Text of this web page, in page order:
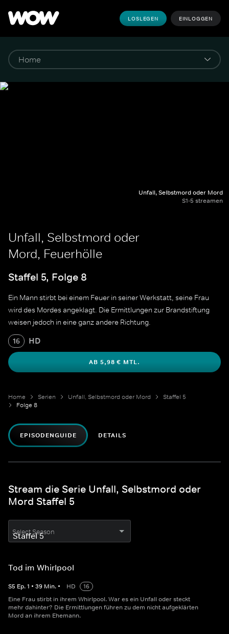
LOSLEGEN EINLOGGEN
Unfall, Selbstmord oder Mord
S1-5 streamen
Unfall, Selbstmord oder
Mord, Feuerhölle
Staffel 5, Folge 8
Ein Mann stirbt bei einem Feuer in seiner Werkstatt, seine Frau
wird des Mordes angeklagt. Die Ermittlungen zur Brandstiftung
weisen jedoch in eine ganz andere Richtung.
16 HD
AB 5,98 € MTL.
Home Serien Unfall, Selbstmord oder Mord
Staffel 5
Folge 8
EPISODENGUIDE DETAILS
Stream die Serie Unfall, Selbstmord oder
Mord Staffel 5
Select Season
Tod im Whirlpool
S5 Ep.1 • 39 Min. • HD
16
Eine Frau stirbt in ihrem Whirlpool. War es ein Unfall oder steckt
mehr dahinter? Die Ermittlungen führen zu dem nicht aufgeklärten
Mord an ihrem Ehemann.